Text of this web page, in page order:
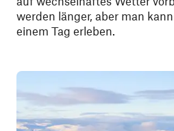
werden länger, aber man
einem Tag erleben.